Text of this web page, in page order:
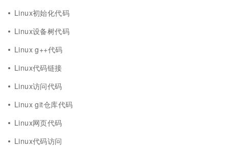
Linux初始化代码
Linux设备树代码
Linux g++代码
Linux代码链接
Linux访问代码
Linux git仓库代码
Linux网页代码
Linux代码访问